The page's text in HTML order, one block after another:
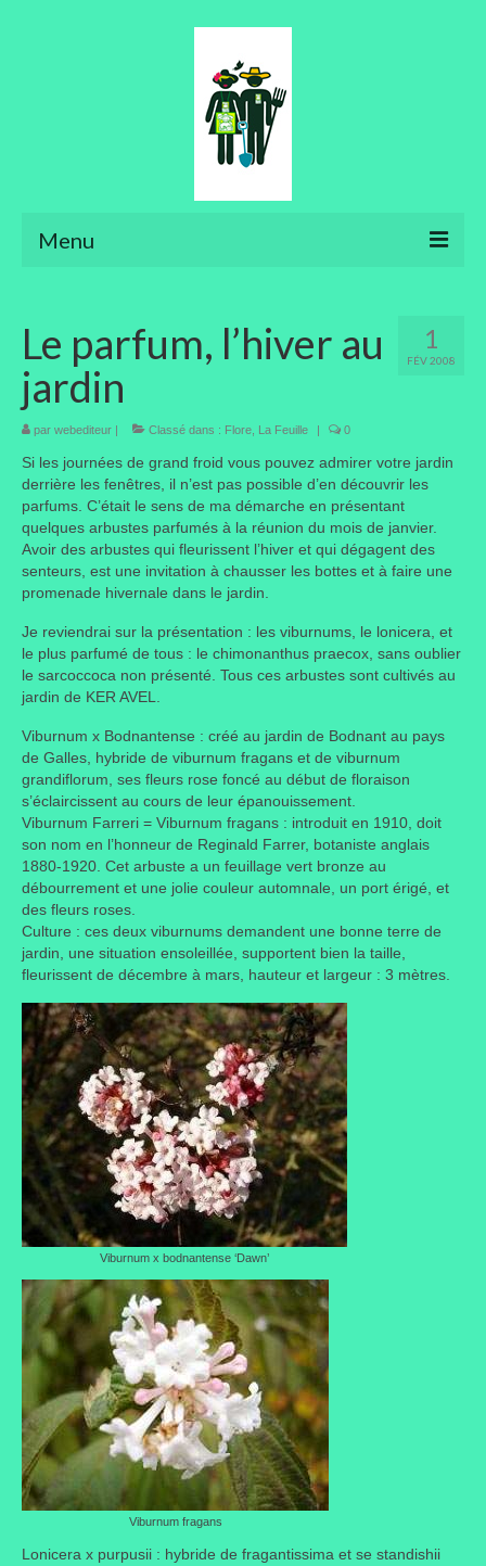
Menu
Aménager son jardin
Art floral
Bonsaïs
Potager
Taille des arbres et arbustes
Vannerie
Bibliothèque
Nouveautés
Revues
Listes
Evénements
Amis jardiniers du Devon
Fête des plantes
Florescence
Portes ouvertes
Visites de jardins
Autres
Flore et faune
Flore
Arbustes
Graminées
Vivaces
Faune
Oiseaux
Et aussi…
Liens préférés de JPL
Dictons
1
FÉV 2008
Le parfum, l’hiver au
jardin
par webediteur | Classé dans : Flore La Feuille | 0
Si les journées de grand froid vous pouvez admirer votre jardin
derrière les fenêtres, il n’est pas possible d’en découvrir les
parfums. C’était le sens de ma démarche en présentant
quelques arbustes parfumés à la réunion du mois de janvier.
Avoir des arbustes qui fleurissent l’hiver et qui dégagent des
senteurs, est une invitation à chausser les bottes et à faire une
promenade hivernale dans le jardin.
Je reviendrai sur la présentation : les viburnums, le lonicera, et
le plus parfumé de tous : le chimonanthus praecox, sans oublier
le sarcoccoca non présenté. Tous ces arbustes sont cultivés au
jardin de KER AVEL.
Viburnum x Bodnantense : créé au jardin de Bodnant au pays
de Galles, hybride de viburnum fragans et de viburnum
grandiflorum, ses fleurs rose foncé au début de floraison
s’éclaircissent au cours de leur épanouissement.
Viburnum Farreri = Viburnum fragans : introduit en 1910, doit
son nom en l’honneur de Reginald Farrer, botaniste anglais
1880-1920. Cet arbuste a un feuillage vert bronze au
débourrement et une jolie couleur automnale, un port érigé, et
des fleurs roses.
Culture : ces deux viburnums demandent une bonne terre de
jardin, une situation ensoleillée, supportent bien la taille,
fleurissent de décembre à mars, hauteur et largeur : 3 mètres.
Viburnum x bodnantense ‘Dawn’
Viburnum fragans
Lonicera x purpusii : hybride de fragantissima et se standishii